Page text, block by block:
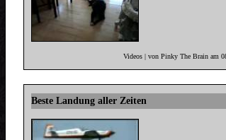
Videos | von Pinky The Brain am
Beste Landung aller Zeiten